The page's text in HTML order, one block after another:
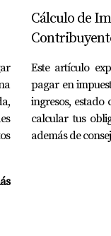
fiscales?
para
con mis
especializado
con mi
gastos
sobre
y estar bien
Cálculo de
Este artículo
pagar en
ingresos, estado
calcular tus
además de